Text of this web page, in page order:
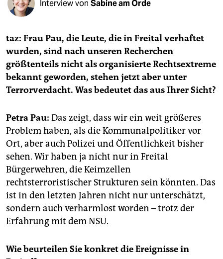
fragen & hilfe
abo
genossenschaft
epaper login
Interview von Sabine am Orde
taz: Frau Pau, die Leute, die in Freital verhaftet
wurden, sind nach unseren Recherchen
größtenteils nicht als organisierte Rechtsextreme
bekannt geworden, stehen jetzt aber unter
Terrorverdacht. Was bedeutet das aus Ihrer Sicht?
Petra Pau: Das zeigt, dass wir ein weit größeres
Problem haben, als die Kommunalpolitiker vor
Ort, aber auch Polizei und Öffentlichkeit bisher
sehen. Wir haben ja nicht nur in Freital
Bürgerwehren, die Keimzellen
rechtsterroristischer Strukturen sein könnten. Das
ist in den letzten Jahren nicht nur unterschätzt,
sondern auch verharmlost worden – trotz der
Erfahrung mit dem NSU.
Wie beurteilen Sie konkret die Ereignisse in